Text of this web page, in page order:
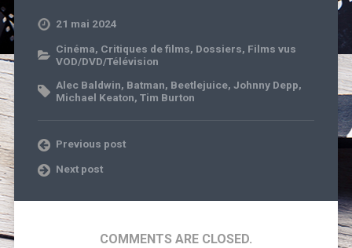
21 mai 2024
Cinéma, Critiques de films, Dossiers, Films vus
VOD/DVD/Télévision
Alec Baldwin, Batman, Beetlejuice, Johnny Depp,
Michael Keaton, Tim Burton
Previous post
Next post
COMMENTS ARE CLOSED.